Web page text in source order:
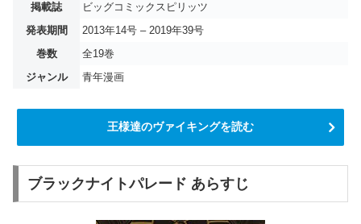
掲載誌
ビッグコミックスピリッツ
発表期間
2013年14号 – 2019年39号
巻数
全19巻
ジャンル
青年漫画
王様達のヴァイキングを読む
ブラックナイトパレード あらすじ